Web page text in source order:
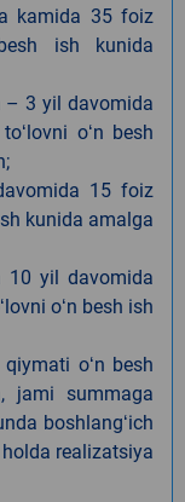
kamida 35 foiz
ish kunida
– 3 yil davomida
oʻn besh
15 foiz
kunida amalga
10 yil davomida
oʻn besh ish
oʻn besh
jami summaga
boshlangʻich
realizatsiya